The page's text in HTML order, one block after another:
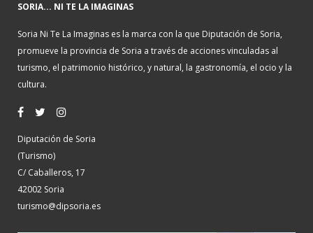
SORIA... NI TE LA IMAGINAS
Soria Ni Te La Imaginas es la marca con la que Diputación de Soria,
promueve la provincia de Soria a través de acciones vinculadas al
turismo, el patrimonio histórico, y natural, la gastronomía, el ocio y la
cultura.
Diputación de Soria
(Turismo)
C/ Caballeros, 17
42002 Soria
turismo@dipsoria.es